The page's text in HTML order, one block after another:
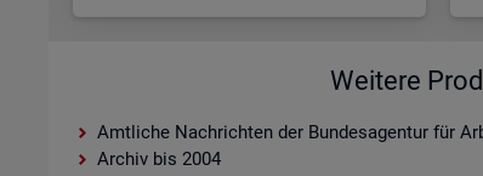
Weitere
Amtliche Nachrichten der Bundesagentur für
Archiv bis 2004